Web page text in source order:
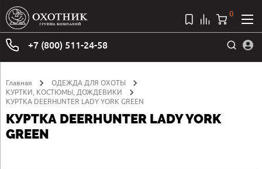
+7 (800) 511-24-58
0
Главная
ОДЕЖДА ДЛЯ ОХОТЫ
КУРТКИ, КОСТЮМЫ, ДОЖДЕВИКИ
КУРТКА DEERHUNTER LADY YORK GREEN
КУРТКА DEERHUNTER LADY YORK
GREEN